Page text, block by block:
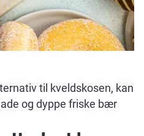
til kveldskosen, kan
og dyppe friske bær